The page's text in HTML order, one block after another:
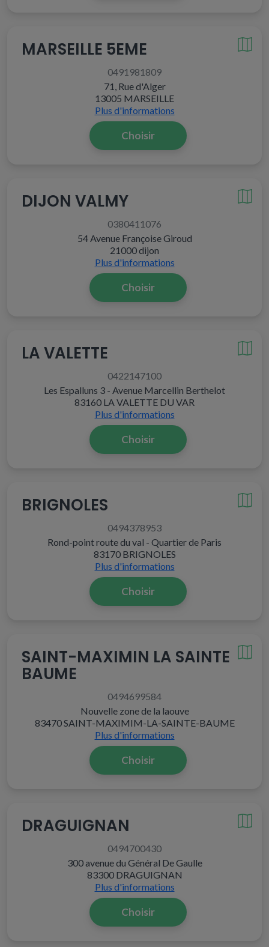
MARSEILLE 5EME
0491981809
71, Rue d'Alger
13005 MARSEILLE
Plus d'informations
Choisir
DIJON VALMY
0380411076
54 Avenue Françoise Giroud
21000 dijon
Plus d'informations
Choisir
LA VALETTE
0422147100
Les Espalluns 3 - Avenue Marcellin Berthelot
83160 LA VALETTE DU VAR
Plus d'informations
Choisir
BRIGNOLES
0494378953
Rond-point route du val - Quartier de Paris
83170 BRIGNOLES
Plus d'informations
Choisir
SAINT-MAXIMIN LA SAINTE
BAUME
0494699584
Nouvelle zone de la laouve
83470 SAINT-MAXIMIM-LA-SAINTE-BAUME
Plus d'informations
Choisir
DRAGUIGNAN
0494700430
300 avenue du Général De Gaulle
83300 DRAGUIGNAN
Plus d'informations
Choisir